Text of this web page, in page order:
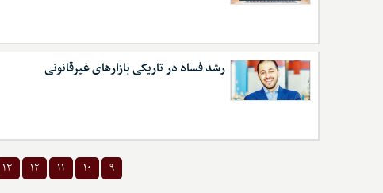
رشد فساد در تاریکی بازارهای غیرقانونی
۹ ۱۰ ۱۱ ۱۲ ۱۳